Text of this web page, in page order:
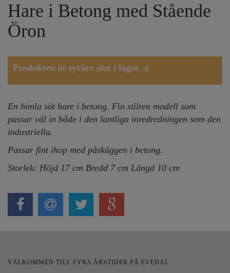
Hare i Betong med Stående
Öron
Produkten är tyvärr slut i lager. :(
En himla söt hare i betong. Fin stilren modell som
passar väl in både i den lantliga inredredningen som den
industriella.
Passar fint ihop med påskäggen i betong.
Storlek: Höjd 17 cm Bredd 7 cm Längd 10 cm
VÄLKOMMEN TILL FYRA ÅRSTIDER PÅ EVEDAL